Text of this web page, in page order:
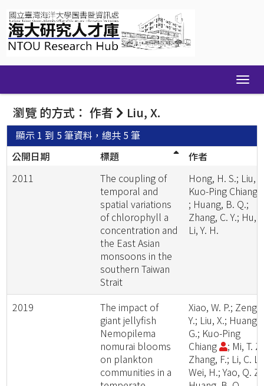
navigation
瀏覽 的方式： 作者 Liu, X.
顯示 1 到 5 筆資料，總共 5 筆
公開日期
標題
作者
2011
The coupling of
temporal and
spatial variations
of chlorophyll a
concentration and
the East Asian
monsoons in the
southern Taiwan
Strait
Hong, H. S.; Liu,
Kuo-Ping Chiang
; Huang, B. Q.;
Zhang, C. Y.; Hu,
Li, Y. H.
2019
The impact of
giant jellyfish
Nemopilema
nomurai blooms
on plankton
communities in a
Xiao, W. P.; Zeng,
Y.; Liu, X.; Huang,
G.; Kuo-Ping
Chiang
; Mi, T.
Zhang, F.; Li, C. L.;
Wei, H.; Yao, Q.